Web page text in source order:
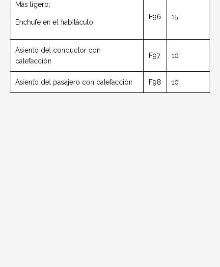
Más ligero;
Enchufe en el habitáculo.
F96 15
Asiento del conductor con
calefacción
F97 10
Asiento del pasajero con calefacción F98 10